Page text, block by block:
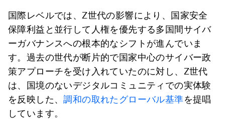
国際レベルでは、Z世代の影響により、国家安全
保障利益と並行して人権を優先する多国間サイバ
ーガバナンスへの根本的なシフトが進んでいま
す。過去の世代が断片的で国家中心のサイバー政
策アプローチを受け入れていたのに対し、Z世代
は、国境のないデジタルコミュニティでの実体験
を反映した、調和の取れたグローバル基準を提唱
しています。